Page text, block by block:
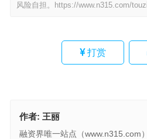
风险自担。
https://www.n315.com/
打赏
作者: 王丽
融资界唯一站点（www.n315.com